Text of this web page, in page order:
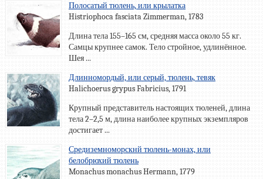
Полосатый тюлень, или крылатка
Histriophoca fasciata Zimmerman, 1783
Длина тела 155–165 см, средняя масса около 55 кг.
Самцы крупнее самок. Тело стройное, удлинённое.
Шея ...
Длинномордый, или серый, тюлень, тевяк
Halichoerus grypus Fabricius, 1791
Крупный представитель настоящих тюленей, длина
тела 2–2,5 м, длина наиболее крупных экземпляров
достигает ...
Средиземноморскнй тюлень-монах, или
белобрюхий тюлень
Monachus monachus Hermann, 1779